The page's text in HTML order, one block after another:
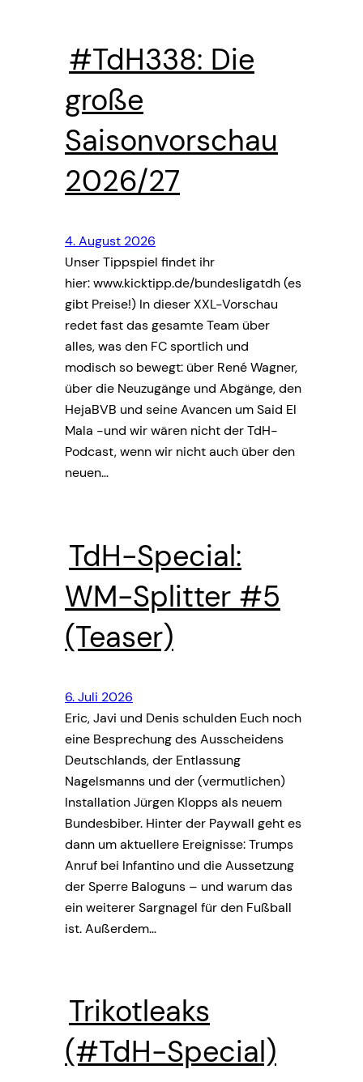
#TdH338: Die
große
Saisonvorschau
2026/27
4. August 2026
Unser Tippspiel findet ihr
hier: www.kicktipp.de/bundesligatdh (es
gibt Preise!) In dieser XXL-Vorschau
redet fast das gesamte Team über
alles, was den FC sportlich und
modisch so bewegt: über René Wagner,
über die Neuzugänge und Abgänge, den
HejaBVB und seine Avancen um Said El
Mala -und wir wären nicht der TdH-
Podcast, wenn wir nicht auch über den
neuen…
TdH-Special:
WM-Splitter #5
(Teaser)
6. Juli 2026
Eric, Javi und Denis schulden Euch noch
eine Besprechung des Ausscheidens
Deutschlands, der Entlassung
Nagelsmanns und der (vermutlichen)
Installation Jürgen Klopps als neuem
Bundesbiber. Hinter der Paywall geht es
dann um aktuellere Ereignisse: Trumps
Anruf bei Infantino und die Aussetzung
der Sperre Baloguns – und warum das
ein weiterer Sargnagel für den Fußball
ist. Außerdem…
Trikotleaks
(#TdH-Special)